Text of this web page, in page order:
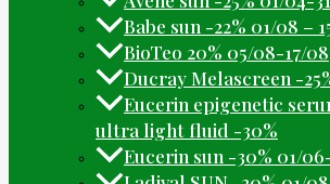
Babe sun -22% 01/08 –
BioTeo 20% 05/08-17/08
Ducray Melascreen -
Eucerin epigenetic
ultra light fluid -30%
Eucerin sun -30% 01/